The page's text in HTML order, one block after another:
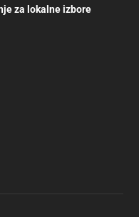
za lokalne izbore